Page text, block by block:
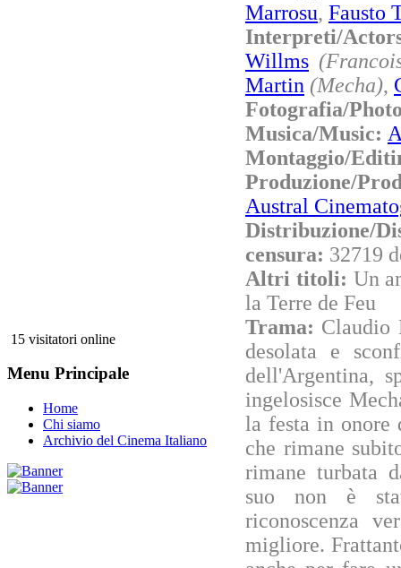
15 visitatori online
Menu Principale
Home
Chi siamo
Archivio del Cinema Italiano
Marrosu, Fausto
Interpreti/
Willms
Martin (Mecha),
Fotografia/
Musica/Music:
Montaggio/
Produzione/
Austral
Distribuzione/
censura: 32719
Altri titoli: Un
la Terre de Feu
Trama: Claudio
desolata e
dell'Argentina,
ingelosisce
la festa in onore
che rimane
rimane turbata
suo non è
riconoscenza
migliore.